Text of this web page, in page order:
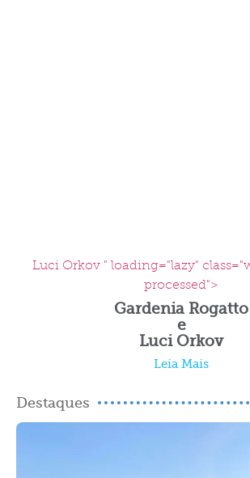
Luci Orkov " loading="lazy"
processed">
Gardenia Rogatto
e
Luci Orkov
Leia Mais
Destaques